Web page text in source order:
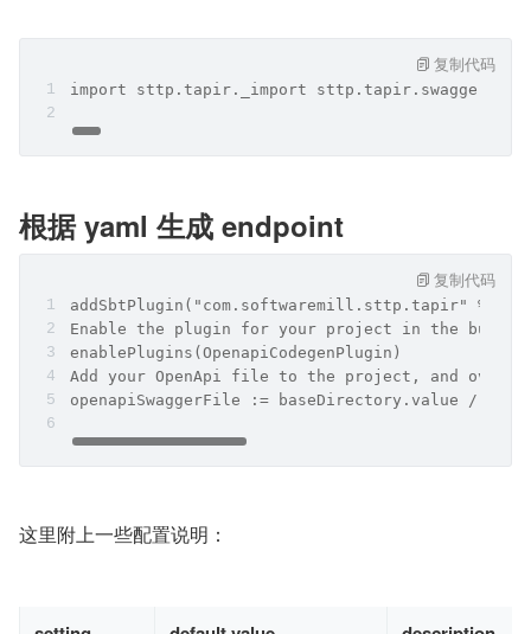
import sttp.tapir._import
复制代码
根据 yaml 生成 endpoint
addSbtPlugin("com.softwaremill.sttp.tapir" %
Enable the plugin for your project in the
enablePlugins(OpenapiCodegenPlugin)
Add your OpenApi file to the project, and
openapiSwaggerFile := baseDirectory.value /
复制代码
这里附上一些配置说明：